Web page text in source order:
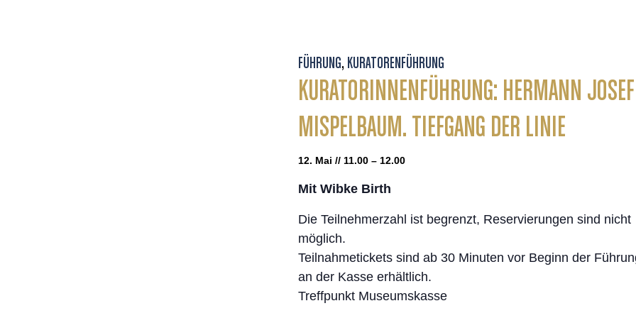
FÜHRUNG, KURATORENFÜHRUNG
KURATORINNENFÜHRUNG: HERMANN JOSEF
MISPELBAUM. TIEFGANG DER LINIE
12. Mai // 11.00 – 12.00
Mit Wibke Birth
Die Teilnehmerzahl ist begrenzt, Reservierungen sind nicht
möglich.
Teilnahmetickets sind ab 30 Minuten vor Beginn der
an der Kasse erhältlich.
Treffpunkt Museumskasse